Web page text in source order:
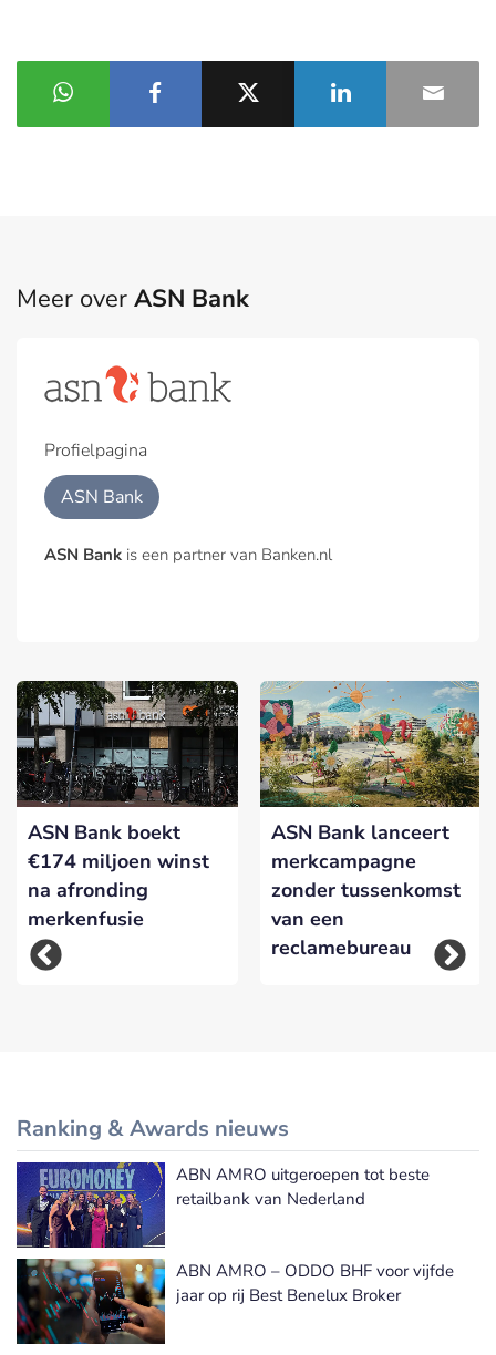
Meer over ASN Bank
Profielpagina
ASN Bank
ASN Bank is een partner van Banken.nl
ASN Bank boekt
€174 miljoen winst
na afronding
merkenfusie
ASN Bank lanceert
merkcampagne
zonder tussenkomst
van een
reclamebureau
Ranking & Awards nieuws
Meer Ranking & Awards nieuws
ABN AMRO uitgeroepen tot beste
retailbank van Nederland
ABN AMRO – ODDO BHF voor vijfde
jaar op rij Best Benelux Broker